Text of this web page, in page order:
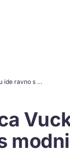
Manekenka Zvončica Vucković (63) u mirovinu ide ravno s modnih pista!